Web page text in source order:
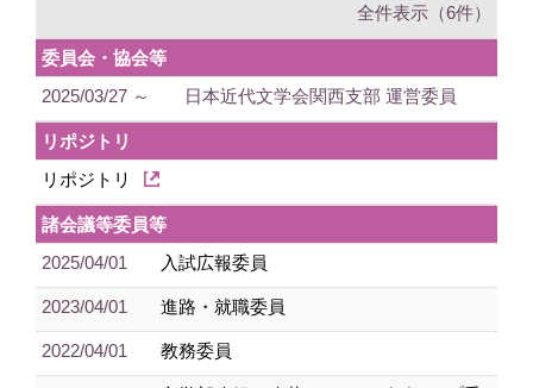
全件表示（6件）
委員会・協会等
2025/03/27 ～
日本近代文学会関西支部 運営委員
リポジトリ
リポジトリ
諸会議等委員等
2025/04/01
入試広報委員
2023/04/01 進路・就職委員
2022/04/01 教務委員